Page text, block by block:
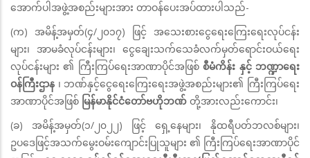
အောက်ပါအဖွဲ့အစည်းများအား တာဝန်ပေးအပ်ထားပါသည်-
(က) အမိန့်အမှတ်(၄/၂၀၁၇) ဖြင့် အသေးစားငွေရေးကြေးရေးလုပ်ငန်း
များ၊ အာမခံလုပ်ငန်းများ၊ ငွေချေးသက်သေခံလက်မှတ်ရောင်းဝယ်ရေး
လုပ်ငန်းများ ၏ ကြီးကြပ်ရေးအာဏာပိုင်အဖြစ်စီမံကိန်း နှင့် ဘဏ္ဍာရေး
ဝန်ကြီးဌာန ၊ ဘဏ်နှင့်ငွေရေးကြေးရေးအဖွဲ့အစည်းများ၏ ကြီးကြပ်ရေး
အာဏာပိုင်အဖြစ် မြန်မာနိုင်ငံတော်ဗဟိုဘဏ် တို့အားလည်းကောင်း၊
(ခ) အမိန့်အမှတ်(၁/၂၀၂၂) ဖြင့် ရှေ့နေများ၊ နိုထရီပတ်ဘလစ်များ၊
ဥပဒေဖြင့်အသက်မွေးဝမ်းကျောင်းပြုသူများ ၏ ကြီးကြပ်ရေးအာဏာပိုင်